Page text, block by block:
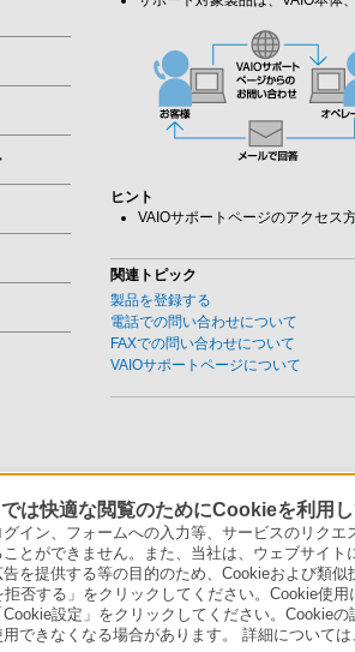
ヒント
VAIOサポートページのアクセス
関連トピック
製品を登録する
電話での問い合わせについて
FAXでの問い合わせについて
VAIOサポートページについて
は快適な閲覧のためにCookieを利用し
イン、フォームへの入力等、サービスのリク
とができません。また、当社は、ウェブサイ
を提供する等の目的のため、Cookieおよび類
否する」をクリックしてください。Cookie使
設定」をクリックしてください。Cookie
できなくなる場合があります。 詳細について